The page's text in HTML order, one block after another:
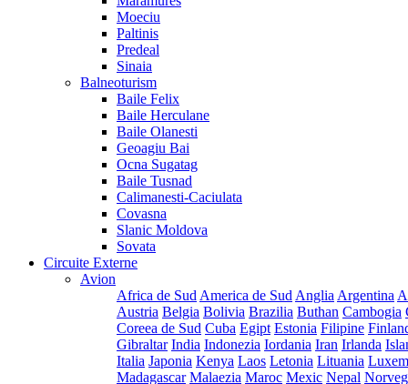
Moeciu
Paltinis
Predeal
Sinaia
Balneoturism
Baile Felix
Baile Herculane
Baile Olanesti
Geoagiu Bai
Ocna Sugatag
Baile Tusnad
Calimanesti-Caciulata
Covasna
Slanic Moldova
Sovata
Circuite Externe
Avion
Africa de Sud America de Sud Anglia Argentina
Austria Belgia Bolivia Brazilia Buthan Cambogia
Coreea de Sud Cuba Egipt Estonia Filipine
Gibraltar India Indonezia Iordania Iran Irlanda
Italia Japonia Kenya Laos Letonia Lituania
Madagascar Malaezia Maroc Mexic Nepal